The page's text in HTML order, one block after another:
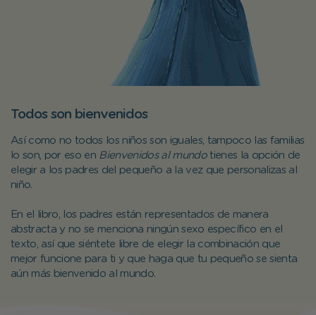
Todos son bienvenidos
Así como no todos los niños son iguales, tampoco las familias
lo son, por eso en Bienvenidos al mundotienes la opción de
elegir a los padres del pequeño a la vez que personalizas al
niño.
En el libro, los padres están representados de manera
abstracta y no se menciona ningún sexo específico en el
texto, así que siéntete libre de elegir la combinación que
mejor funcione para ti y que haga que tu pequeño se sienta
aún más bienvenido al mundo.